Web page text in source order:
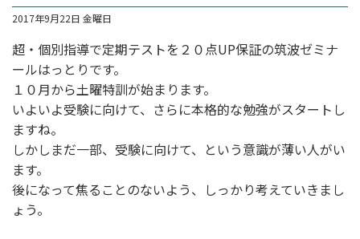
2017年9月22日 金曜日
超・個別指導で定期テストを２０点UP保証の筑波ゼミナ
ールはっとりです。
１０月から土曜特訓が始まります。
いよいよ受験に向けて、さらに本格的な勉強がスタートし
ますね。
しかしまだ一部、受験に向けて、という意識が薄い人がい
ます。
後になって焦ることのないよう、しっかり考えていきまし
ょう。